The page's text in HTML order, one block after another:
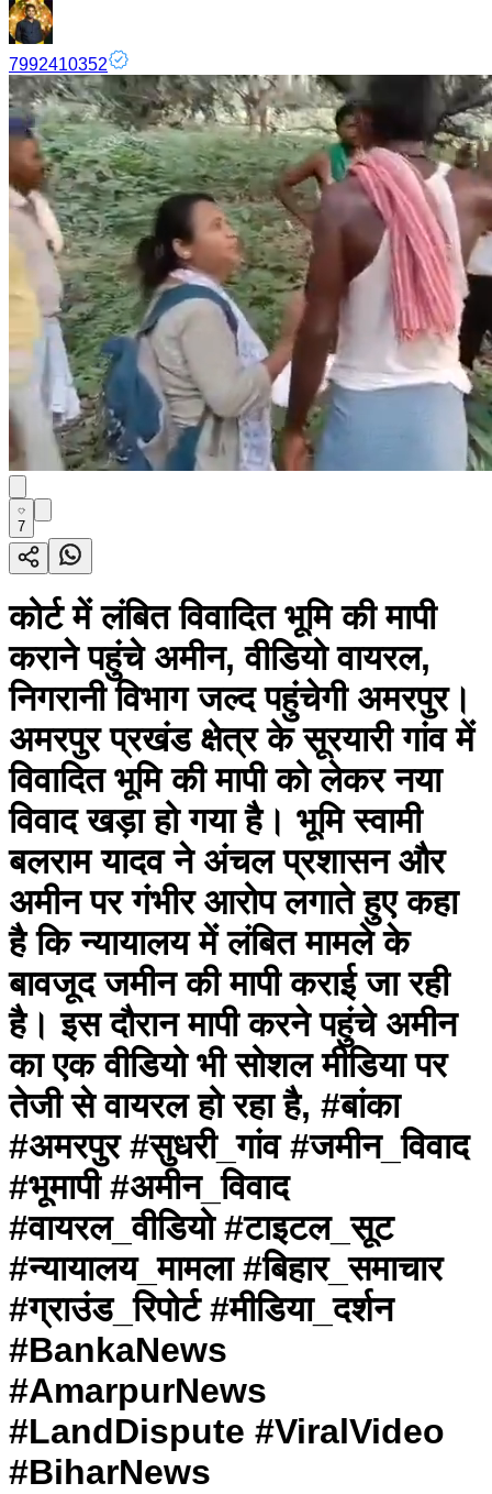
7992410352
7
कोर्ट में लंबित विवादित भूमि की मापी
कराने पहुंचे अमीन, वीडियो वायरल,
निगरानी विभाग जल्द पहुंचेगी अमरपुर।
अमरपुर प्रखंड क्षेत्र के सूरयारी गांव में
विवादित भूमि की मापी को लेकर नया
विवाद खड़ा हो गया है। भूमि स्वामी
बलराम यादव ने अंचल प्रशासन और
अमीन पर गंभीर आरोप लगाते हुए कहा
है कि न्यायालय में लंबित मामले के
बावजूद जमीन की मापी कराई जा रही
है। इस दौरान मापी करने पहुंचे अमीन
का एक वीडियो भी सोशल मीडिया पर
तेजी से वायरल हो रहा है, #बांका
#अमरपुर #सुधरी_गांव #जमीन_विवाद
#भूमापी #अमीन_विवाद
#वायरल_वीडियो #टाइटल_सूट
#न्यायालय_मामला #बिहार_समाचार
#ग्राउंड_रिपोर्ट #मीडिया_दर्शन
#BankaNews
#AmarpurNews
#LandDispute #ViralVideo
#BiharNews